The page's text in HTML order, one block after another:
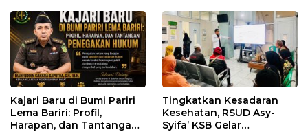
Benih Bawang Merah
senilai Rp 7,5 Miliar
Regulasi
Kajari Baru di Bumi Pariri
Lema Bariri: Profil,
Harapan, dan Tantangan
Tingkatkan Kesadaran
Kesehatan, RSUD Asy-
Syifa’ KSB Gelar